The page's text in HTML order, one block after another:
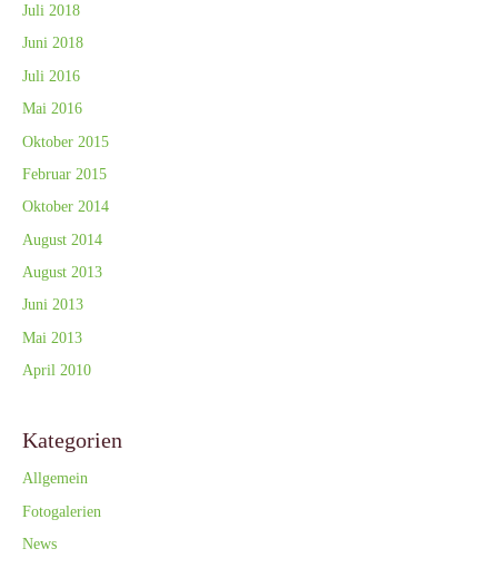
Juli 2018
Juni 2018
Juli 2016
Mai 2016
Oktober 2015
Februar 2015
Oktober 2014
August 2014
August 2013
Juni 2013
Mai 2013
April 2010
Kategorien
Allgemein
Fotogalerien
News